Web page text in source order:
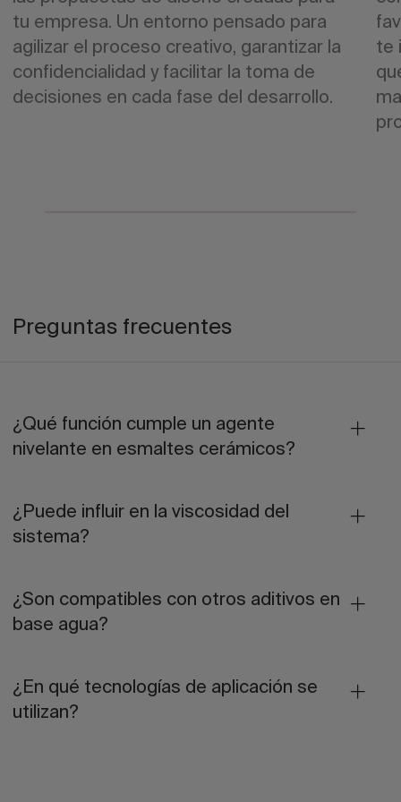
tu empresa. Un entorno pensado para
agilizar el proceso creativo, garantizar la
confidencialidad y facilitar la toma de
decisiones en cada fase del desarrollo.
te
Preguntas frecuentes
¿Qué función cumple un agente
nivelante en esmaltes cerámicos?
¿Puede influir en la viscosidad del
sistema?
¿Son compatibles con otros aditivos en
base agua?
¿En qué tecnologías de aplicación se
utilizan?